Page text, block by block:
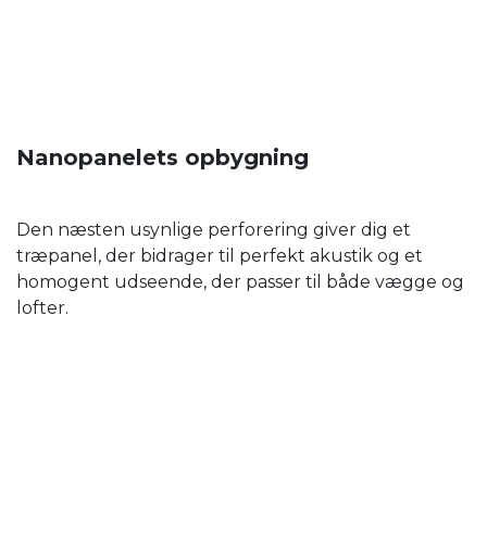
Nanopanelets opbygning
Den næsten usynlige perforering giver dig et
træpanel, der bidrager til perfekt akustik og et
homogent udseende, der passer til både vægge og
lofter.